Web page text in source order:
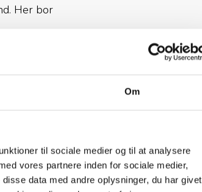
Om
til sociale medier og til at analysere
vores partnere inden for sociale medier,
data med andre oplysninger, du har givet
Her bor
Skovly